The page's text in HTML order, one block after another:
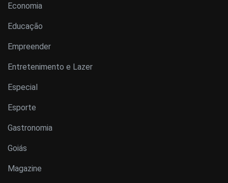
Economia
Educação
Empreender
Entretenimento e Lazer
Especial
Esporte
Gastronomia
Goiás
Magazine